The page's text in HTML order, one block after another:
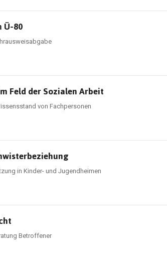
80
Feld der Sozialen Arbeit
von Fachpersonen
in Kinder- und Jugendheimen
Betroffener